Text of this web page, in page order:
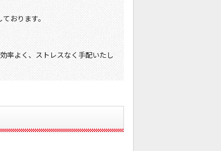
おります。
率よく、ストレスなく手配いたし